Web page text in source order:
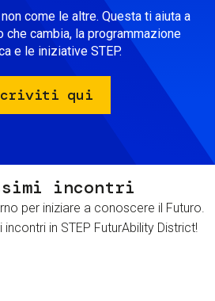
come le altre. Questa ti aiuta a
che cambia, la programmazione
e le iniziative STEP.
qui
incontri
per iniziare a conoscere il Futuro.
in STEP FuturAbility District!